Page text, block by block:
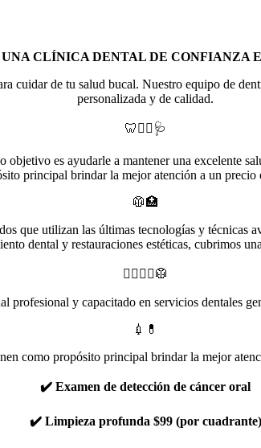
UNA CLÍNICA DENTAL DE CONFIANZA
de tu salud bucal. Nuestro equipo de
personalizada y de calidad.
🦷🧑‍⚕️🩺
es ayudarle a mantener una excelente
principal brindar la mejor atención a un precio
🥼🏥
que utilizan las últimas tecnologías y técnicas
dental y restauraciones estéticas, cubrimos
🧑‍⚕️👩‍⚕️🥼
profesional y capacitado en servicios dentales
💉💊
como propósito principal brindar la mejor
✔️ Examen de detección de cáncer oral
✔️ Limpieza profunda $99 (por cuadrante)